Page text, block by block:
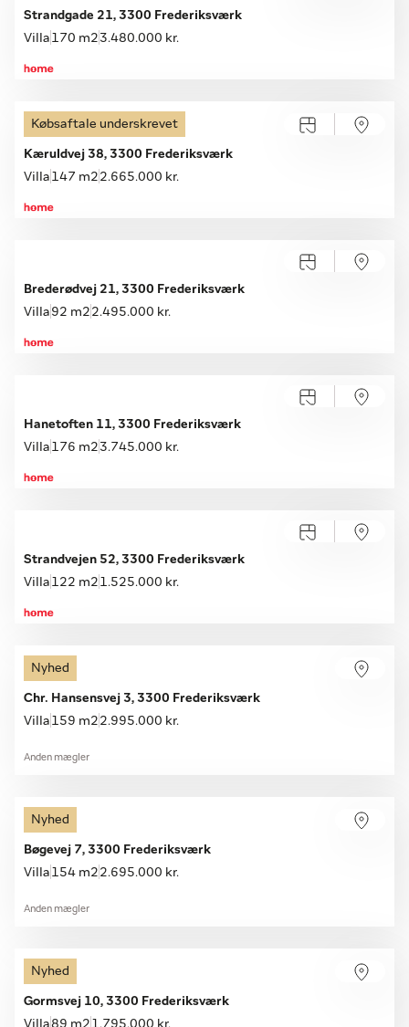
Strandgade 21, 3300 Frederiksværk
Villa 170 m2 3.480.000 kr.
Købsaftale underskrevet
Kæruldvej 38, 3300 Frederiksværk
Villa 147 m2 2.665.000 kr.
Søndag 09.08, kl. 10.00-16.00
Brederødvej 21, 3300 Frederiksværk
Villa 92 m2 2.495.000 kr.
Hanetoften 11, 3300 Frederiksværk
Villa 176 m2 3.745.000 kr.
Strandvejen 52, 3300 Frederiksværk
Villa 122 m2 1.525.000 kr.
Nyhed
Chr. Hansensvej 3, 3300 Frederiksværk
Villa 159 m2 2.995.000 kr.
Anden mægler
Nyhed
Bøgevej 7, 3300 Frederiksværk
Villa 154 m2 2.695.000 kr.
Anden mægler
Nyhed
Gormsvej 10, 3300 Frederiksværk